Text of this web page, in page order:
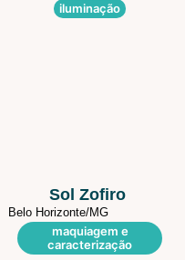
iluminação
Sol Zofiro
Belo Horizonte/MG
maquiagem e
caracterização